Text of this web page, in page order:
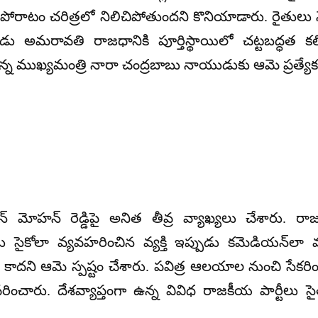
పోరాటం చరిత్రలో నిలిచిపోతుందని కొనియాడారు.
అమరావతి రాజధానికి పూర్తిస్థాయిలో చట్టబద్ధత
ముఖ్యమంత్రి నారా చంద్రబాబు నాయుడుకు ఆమె
మోహన్ రెడ్డిపై అనిత తీవ్ర వ్యాఖ్యలు చేశారు.
సైకోలా వ్యవహరించిన వ్యక్తి ఇప్పుడు
ఆమె స్పష్టం చేశారు. పవిత్ర ఆలయాల నుంచి
దేశవ్యాప్తంగా ఉన్న వివిధ రాజకీయ పార్టీలు